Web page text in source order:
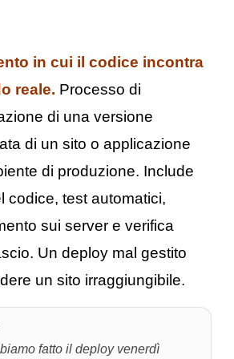
in cui il codice incontra
reale. Processo di
di una versione
di un sito o applicazione
di produzione. Include
codice, test automatici,
sui server e verifica
Un deploy mal gestito
un sito irraggiungibile.
fatto il deploy venerdì